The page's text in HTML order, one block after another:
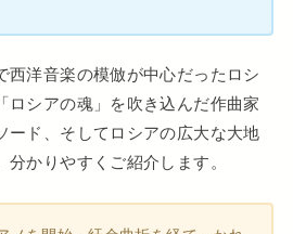
西洋音楽の模倣が中心だったロシ
ロシアの魂」を吹き込んだ作曲家
ード、そしてロシアの広大な大地
かりやすくご紹介します。